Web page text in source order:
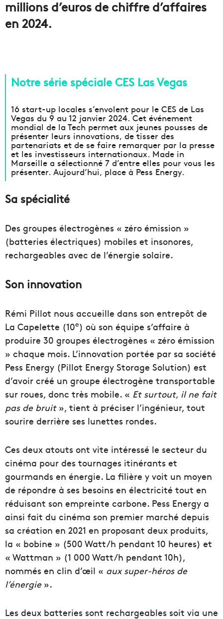
millions d’euros de chiffre d’affaires
en 2024.
Notre série spéciale CES Las Vegas
16 start-up locales s’envolent pour le CES de Las
Vegas du 9 au 12 janvier 2024. Cet événement
mondial de la Tech permet aux jeunes pousses de
présenter leurs innovations, de tisser des
partenariats et de se faire remarquer par la presse
et les investisseurs internationaux. Made in
Marseille a sélectionné 7 d’entre elles pour vous les
présenter. Aujourd’hui, place à Pess Energy.
Sa spécialité
Des groupes électrogènes « zéro émission »
(batteries électriques) mobiles et insonores,
rechargeables avec de l’énergie solaire.
Son innovation
Rémi Pillot nous accueille dans son entrepôt de
La Capelette (10e) où son équipe s’affaire à
produire 30 groupes électrogènes « zéro émission
» chaque mois. L’innovation portée par sa société
Pess Energy (Pillot Energy Storage Solution) est
d’avoir créé un groupe électrogène transportable
sur roues, donc très mobile. « Et surtout, il ne fait
pas de bruit», tient à préciser l’ingénieur, tout
sourire derrière ses lunettes rondes.
Ces deux atouts ont vite intéressé le secteur du
cinéma pour des tournages itinérants et
gourmands en énergie. La filière y voit un moyen
de répondre à ses besoins en électricité tout en
réduisant son empreinte carbone. Pess Energy a
ainsi fait du cinéma son premier marché depuis
sa création en 2021 en proposant deux produits,
la « bobine » (500 Watt/h pendant 10 heures) et
« Wattman » (1 000 Watt/h pendant 10h),
nommés en clin d’œil « aux super-héros de
l’énergie».
Les deux batteries sont rechargeables soit via une